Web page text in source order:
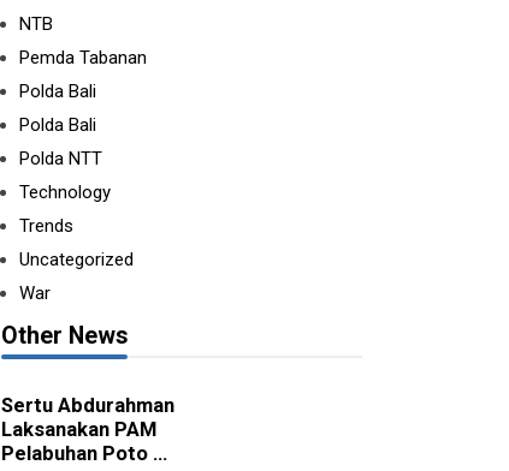
NTB
Pemda Tabanan
Polda Bali
Polda Bali
Polda NTT
Technology
Trends
Uncategorized
War
Other News
Sertu Abdurahman
Laksanakan PAM
Pelabuhan Poto ...